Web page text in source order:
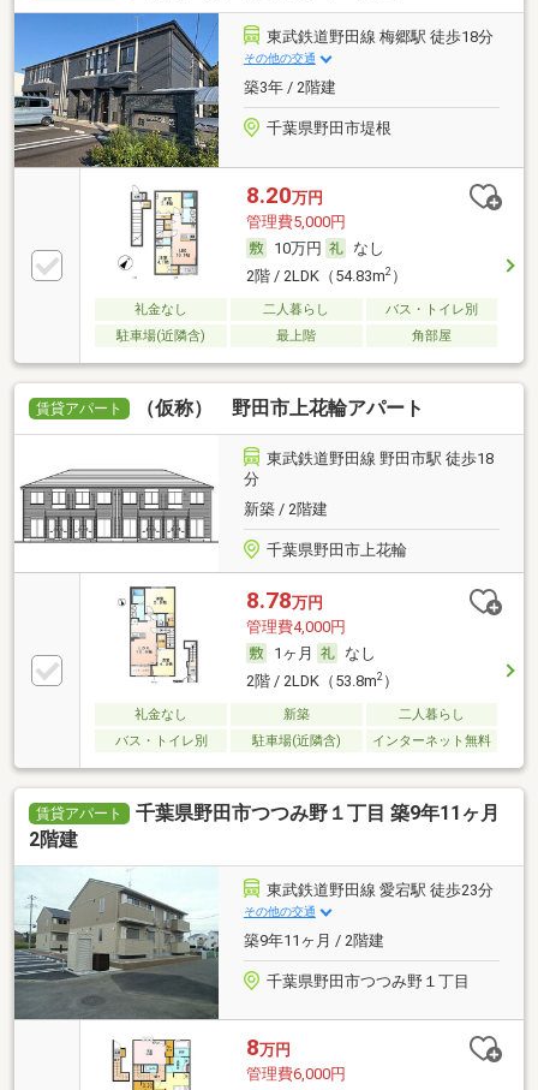
東武鉄道野田線 梅郷駅 徒歩18分
その他の交通
築3年 / 2階建
千葉県野田市堤根
8.20万円
管理費5,000円
10万円
なし
2階 / 2LDK（54.83m2）
礼金なし 二人暮らし
バス・トイレ別
駐車場(近隣含)
最上階 角部屋
賃貸アパート （仮称） 野田市上花輪アパート
東武鉄道野田線 野田市駅 徒歩18
分
新築 / 2階建
千葉県野田市上花輪
8.78万円
管理費4,000円
1ヶ月
なし
2階 / 2LDK（53.8m2）
礼金なし 新築
二人暮らし
バス・トイレ別
駐車場(近隣含) インターネット無料
賃貸アパート
千葉県野田市つつみ野１丁目 築9年11ヶ月
2階建
東武鉄道野田線 愛宕駅 徒歩23分
その他の交通
築9年11ヶ月 / 2階建
千葉県野田市つつみ野１丁目
8万円
管理費6,000円